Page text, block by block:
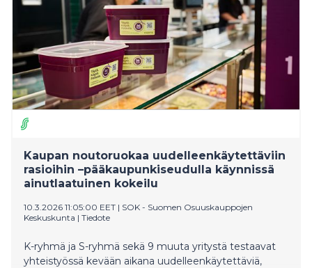
vuorossa ovat suklaalevyt: 13 maun hintaa lasketaan
keskimäärin 12 prosentilla.
Kaupan noutoruokaa uudelleenkäytettäviin
rasioihin –pääkaupunkiseudulla käynnissä
ainutlaatuinen kokeilu
10.3.2026 11:05:00 EET | SOK - Suomen Osuuskauppojen
Keskuskunta | Tiedote
K-ryhmä ja S-ryhmä sekä 9 muuta yritystä testaavat
yhteistyössä kevään aikana uudelleenkäytettäviä,